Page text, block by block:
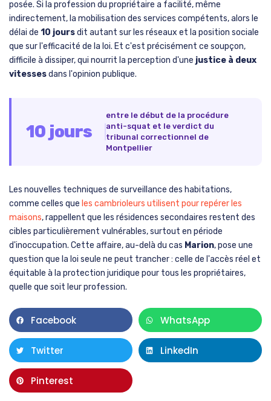
posée. Si la profession du propriétaire a facilité, même
indirectement, la mobilisation des services compétents, alors le
délai de 10 joursdit autant sur les réseaux et la position sociale
que sur l'efficacité de la loi. Et c'est précisément ce soupçon,
difficile à dissiper, qui nourrit la perception d'une justice à deux
vitessesdans l'opinion publique.
10 jours
entre le début de la procédure
anti-squat et le verdict du
tribunal correctionnel de
Montpellier
Les nouvelles techniques de surveillance des habitations,
comme celles que les cambrioleurs utilisent pour repérer les
maisons, rappellent que les résidences secondaires restent des
cibles particulièrement vulnérables, surtout en période
d'inoccupation. Cette affaire, au-delà du cas Marion, pose une
question que la loi seule ne peut trancher : celle de l'accès réel et
équitable à la protection juridique pour tous les propriétaires,
quelle que soit leur profession.
Facebook WhatsApp
Twitter LinkedIn
Pinterest